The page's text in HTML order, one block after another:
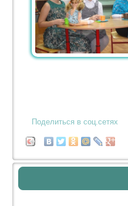
Поделиться в соц.сетях